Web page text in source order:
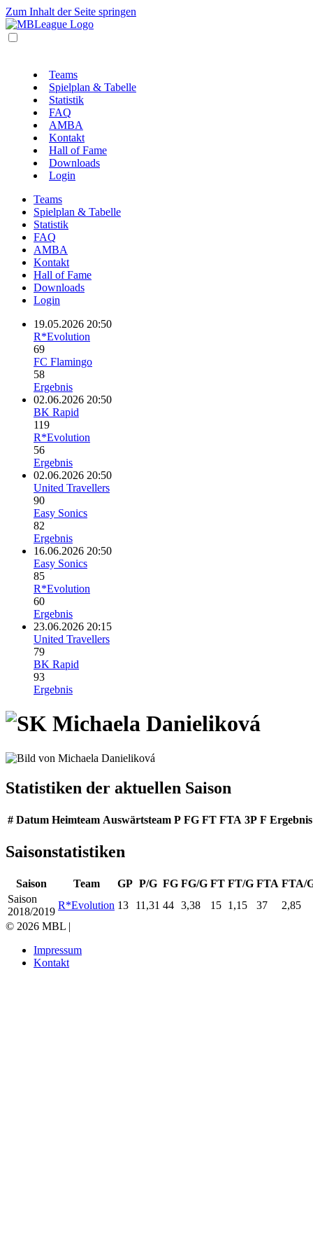
Zum Inhalt der Seite springen
Teams
Spielplan & Tabelle
Statistik
FAQ
AMBA
Kontakt
Hall of Fame
Downloads
Login
Teams
Spielplan & Tabelle
Statistik
FAQ
AMBA
Kontakt
Hall of Fame
Downloads
Login
19.05.2026 20:50
R*Evolution
69
FC Flamingo
58
Ergebnis
02.06.2026 20:50
BK Rapid
119
R*Evolution
56
Ergebnis
02.06.2026 20:50
United Travellers
90
Easy Sonics
82
Ergebnis
16.06.2026 20:50
Easy Sonics
85
R*Evolution
60
Ergebnis
23.06.2026 20:15
United Travellers
79
BK Rapid
93
Ergebnis
Michaela Danieliková
Statistiken der aktuellen Saison
# Datum Heimteam Auswärtsteam P FG FT FTA 3P F Ergebnis
Saisonstatistiken
Saison Team GP P/G FG FG/G FT FT/G FTA FTA/
Saison
2018/2019
R*Evolution 13 11,31 44 3,38 15 1,15 37
2,85
© 2026 MBL |
Impressum
Kontakt